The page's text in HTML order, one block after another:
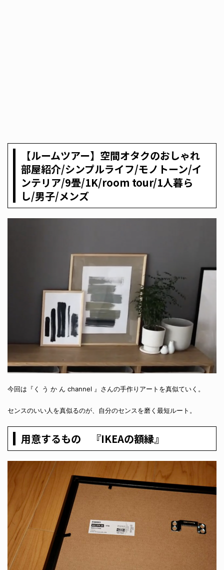
【ルームツアー】空間オタクのおしゃれ
部屋紹介/シンプルライフ/モノトーン/イ
ンテリア/9畳/1K/room tour/1人暮ら
し/男子/メンズ
今回は『く う か ん channel 』さんの手作りアートを真似ていく。
センスのいい人を真似るのが、自分のセンスを磨く最短ルート。
用意するもの 『IKEAの額縁』